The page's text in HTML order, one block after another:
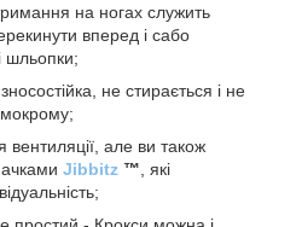
на ногах служить
вперед і сабо
шльопки;
не стирається і не
мокрому;
вентиляції, але ви також
Jibbitz ™ , які